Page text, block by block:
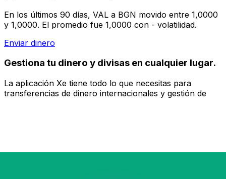
En los últimos 90 días, VAL a BGN movido entre 1,0000
y 1,0000. El promedio fue 1,0000 con - volatilidad.
Enviar dinero
Gestiona tu dinero y divisas en cualquier lugar.
La aplicación Xe tiene todo lo que necesitas para
transferencias de dinero internacionales y gestión de